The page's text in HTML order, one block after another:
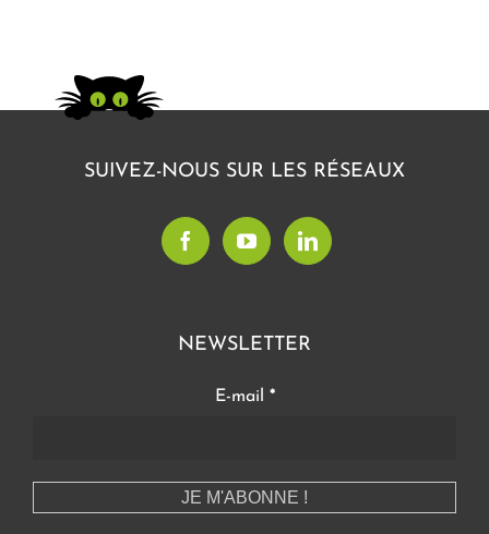
SUIVEZ-NOUS SUR LES RÉSEAUX
NEWSLETTER
E-mail *